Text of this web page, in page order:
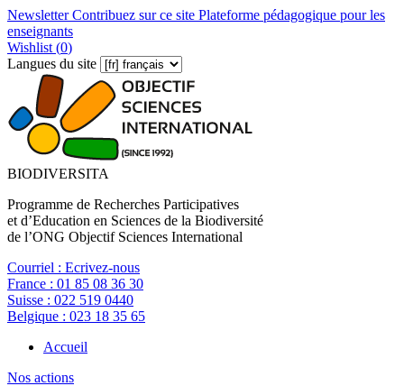
NewsletterContribuez sur ce site Plateforme pédagogique pour les
enseignants
Wishlist (0)
Langues du site
BIODIVERSITA
Programme de Recherches Participatives
et d’Education en Sciences de la Biodiversité
de l’ONG Objectif Sciences International
Courriel : Ecrivez-nous
France : 01 85 08 36 30
Suisse : 022 519 0440
Belgique : 023 18 35 65
Accueil
Nos actions